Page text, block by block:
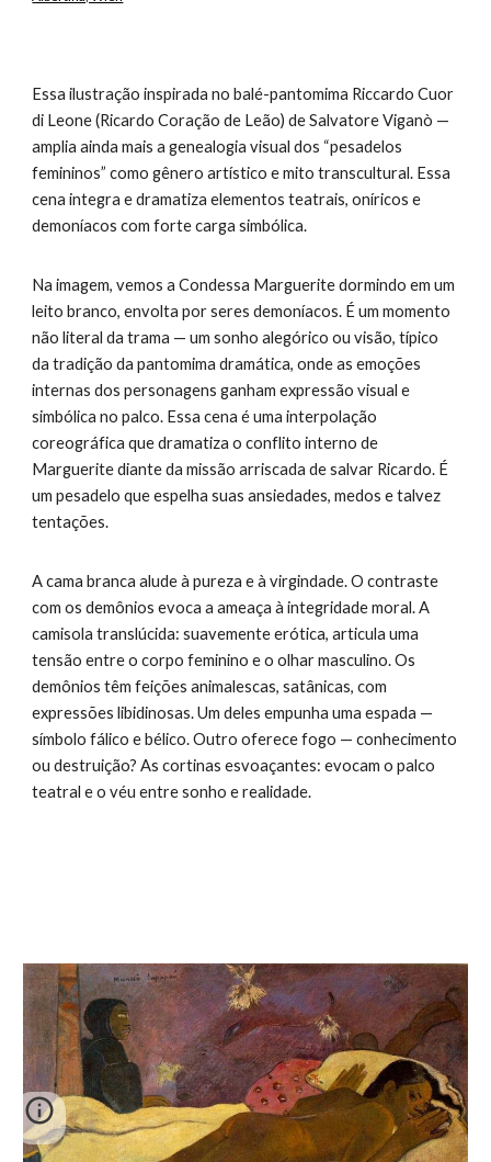
Essa ilustração inspirada no balé-pantomima Riccardo Cuor
di Leone (Ricardo Coração de Leão) de Salvatore Viganò —
amplia ainda mais a genealogia visual dos “pesadelos
femininos” como gênero artístico e mito transcultural. Essa
cena integra e dramatiza elementos teatrais, oníricos e
demoníacos com forte carga simbólica.
Na imagem, vemos a Condessa Marguerite dormindo em um
leito branco, envolta por seres demoníacos. É um momento
não literal da trama — um sonho alegórico ou visão, típico
da tradição da pantomima dramática, onde as emoções
internas dos personagens ganham expressão visual e
simbólica no palco. Essa cena é uma interpolação
coreográfica que dramatiza o conflito interno de
Marguerite diante da missão arriscada de salvar Ricardo. É
um pesadelo que espelha suas ansiedades, medos e talvez
tentações.
A cama branca alude à pureza e à virgindade. O contraste
com os demônios evoca a ameaça à integridade moral. A
camisola translúcida: suavemente erótica, articula uma
tensão entre o corpo feminino e o olhar masculino. Os
demônios têm feições animalescas, satânicas, com
expressões libidinosas. Um deles empunha uma espada —
símbolo fálico e bélico. Outro oferece fogo — conhecimento
ou destruição? As cortinas esvoaçantes: evocam o palco
teatral e o véu entre sonho e realidade.